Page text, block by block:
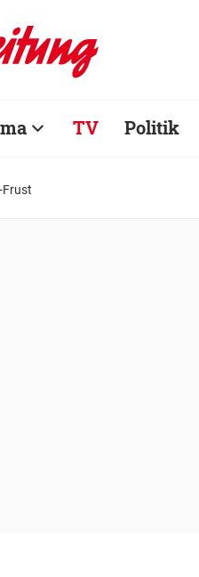
TV Politik
Frust